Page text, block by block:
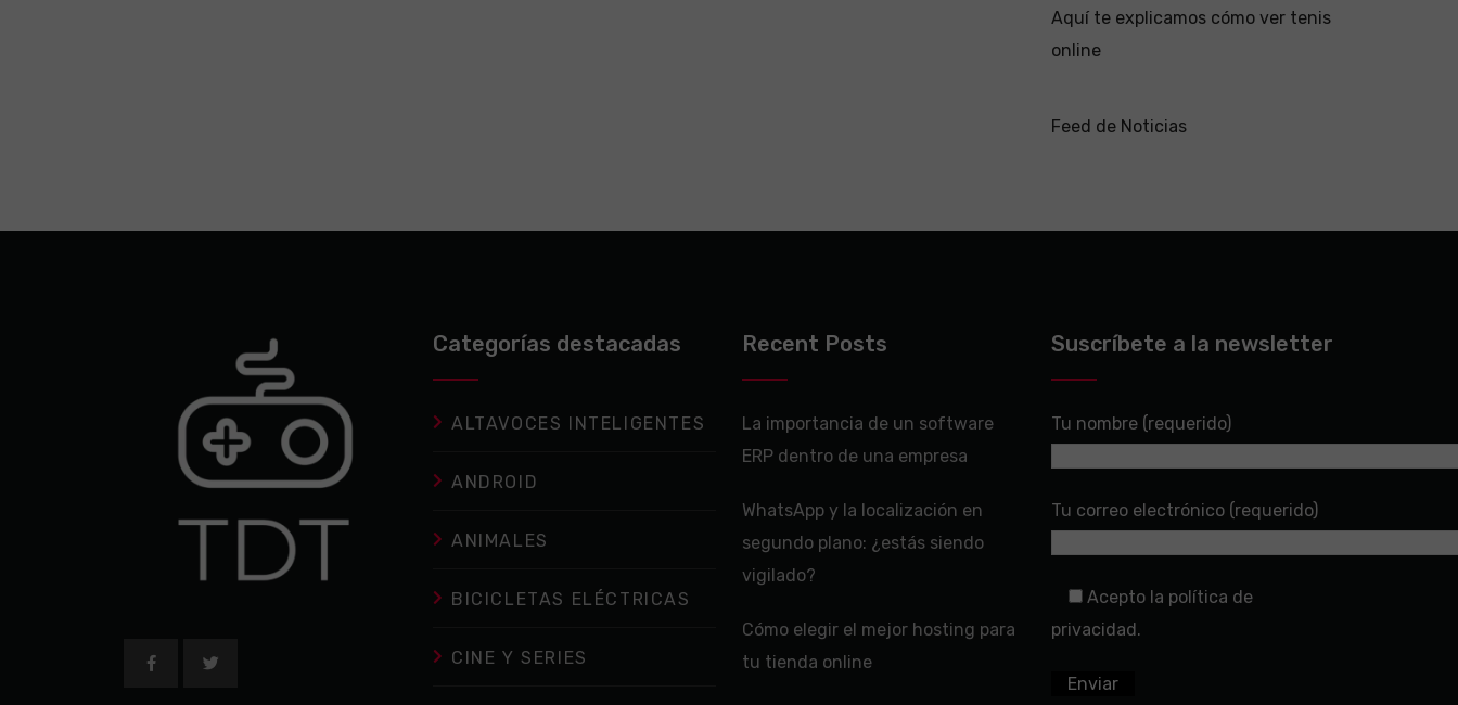
Aquí te explicamos cómo ver tenis
online
Feed de Noticias
Categorías destacadas
ALTAVOCES INTELIGENTES
ANDROID
ANIMALES
BICICLETAS ELÉCTRICAS
CINE Y SERIES
Recent Posts
La importancia de un software
ERP dentro de una empresa
WhatsApp y la localización en
segundo plano: ¿estás siendo
vigilado?
Cómo elegir el mejor hosting para
tu tienda online
Suscríbete a la newsletter
Tu nombre (requerido)
Tu correo electrónico (requerido)
Acepto la política de
privacidad.